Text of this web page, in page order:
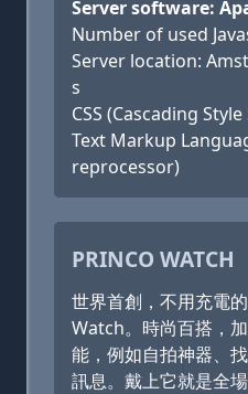
Server software:
Number of used
Server location:
s
CSS (Cascading
Text Markup
reprocessor)
PRINCO WATCH
世界首創，不用充電
Watch。時尚百搭，
能，例如自拍神器、
訊息。戴上它就是全場